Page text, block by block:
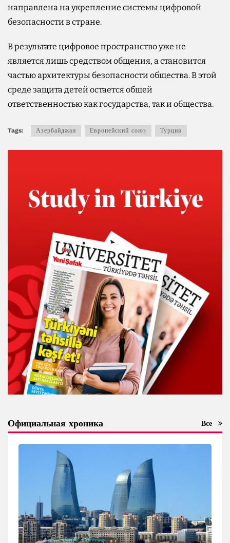
направлена на укрепление системы цифровой
безопасности в стране.
В результате цифровое пространство уже не
является лишь средством общения, а становится
частью архитектуры безопасности общества. В этой
среде защита детей остается общей
ответственностью как государства, так и общества.
Tags: Азербайджан Европейский союз Турция
Официальная хроника Все